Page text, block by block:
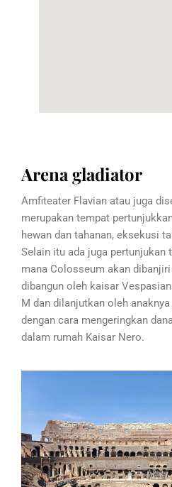
Arena gladiator
Amfiteater Flavian atau juga
merupakan tempat
hewan dan tahanan, eksekusi
Selain itu ada juga pertunjukan
mana Colosseum akan
dibangun oleh kaisar
M dan dilanjutkan oleh
dengan cara mengeringkan
dalam rumah Kaisar Nero.